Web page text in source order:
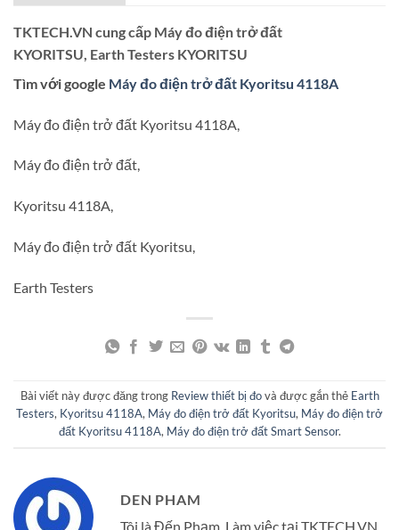
TKTECH.VN cung cấp Máy đo điện trở đất
KYORITSU, Earth Testers KYORITSU
Tìm với google Máy đo điện trở đất Kyoritsu 4118A
Máy đo điện trở đất Kyoritsu 4118A,
Máy đo điện trở đất,
Kyoritsu 4118A,
Máy đo điện trở đất Kyoritsu,
Earth Testers
Bài viết này được đăng trong Review thiết bị đovà được gắn thẻ Earth
Testers, Kyoritsu 4118A, Máy đo điện trở đất Kyoritsu, Máy đo điện trở
đất Kyoritsu 4118A, Máy đo điện trở đất Smart Sensor.
DEN PHAM
Tôi là Đến Phạm, Làm việc tại TKTECH.VN,